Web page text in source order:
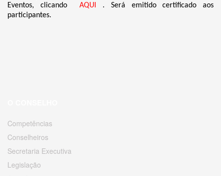
Eventos, clicando
AQUI
. Será emitido certificado aos
participantes.
Competências
Conselheiros
Secretaria Executiva
Legislação